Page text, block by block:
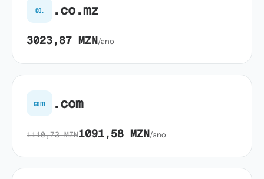
co. .co.mz
3023,87 MZN/ano
com .com
1110,73 MZN1091,58 MZN/ano